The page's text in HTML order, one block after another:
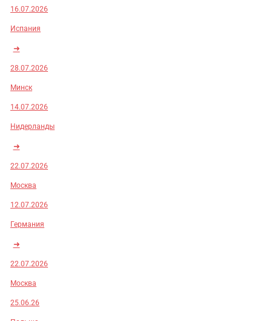
16.07.2026
Испания
➜
28.07.2026
Минск
14.07.2026
Нидерланды
➜
22.07.2026
Москва
12.07.2026
Германия
➜
22.07.2026
Москва
25.06.26